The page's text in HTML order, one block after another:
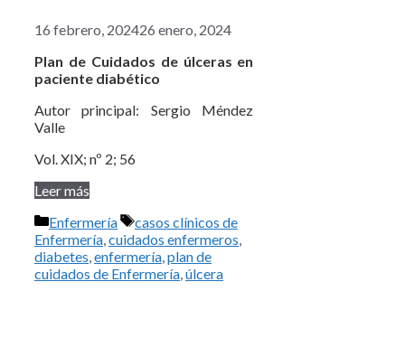
16 febrero, 202426 enero, 2024
Plan de Cuidados de úlceras en
paciente diabético
Autor principal: Sergio Méndez
Valle
Vol. XIX; nº 2; 56
Leer más
Categorías
Enfermería Etiquetas
casos clínicos de
Enfermería,cuidados enfermeros,
diabetes,enfermería,plan de
cuidados de Enfermería,úlcera